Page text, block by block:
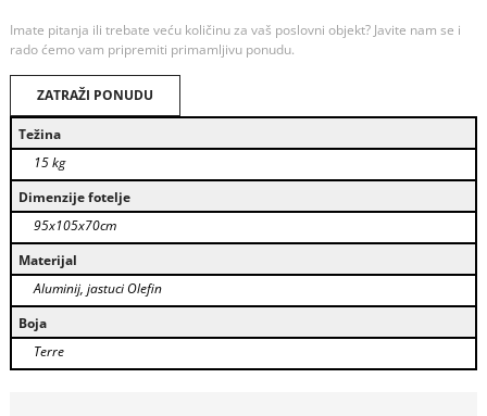
Imate pitanja ili trebate veću količinu za vaš poslovni objekt? Javite nam se i
rado ćemo vam pripremiti primamljivu ponudu.
ZATRAŽI PONUDU
Težina
15 kg
Dimenzije fotelje
95x105x70cm
Materijal
Aluminij, jastuci Olefin
Boja
Terre